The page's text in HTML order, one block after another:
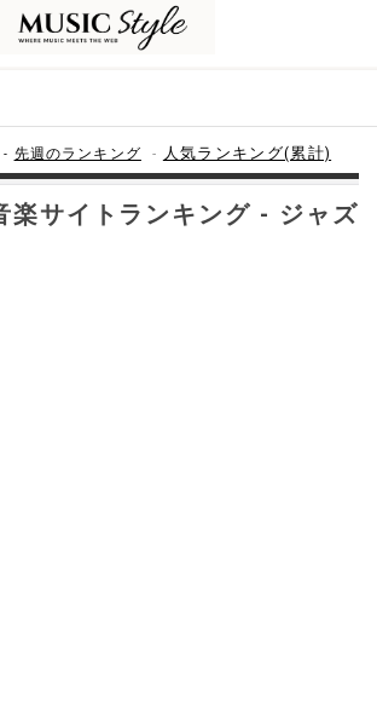
- 先週のランキング - 人気ランキング(累計)
楽サイトランキング - ジャズ